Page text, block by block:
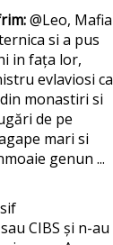
@Leo, Mafia
si a pus
in fața lor,
evlaviosi ca
monastiri si
de pe
mari si
genun ...
CIBS și n-au